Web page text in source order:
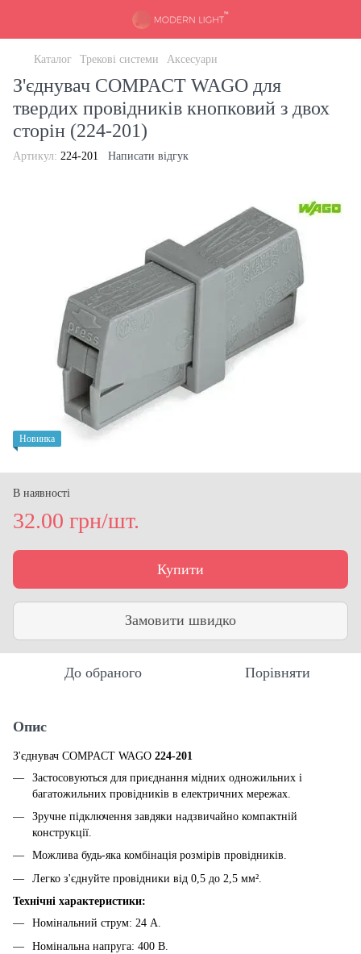
Каталог Трекові системи Аксесуари
З'єднувач COMPACT WAGO для
твердих провідників кнопковий з двох
сторін (224-201)
Артикул: 224-201 Написати відгук
Новинка
В наявності
32.00 грн/шт.
Купити
Замовити швидко
До обраного Порівняти
Опис
З'єднувач COMPACT WAGO 224-201
Застосовуються для приєднання мідних одножильних і
багатожильних провідників в електричних мережах.
Зручне підключення завдяки надзвичайно компактній
конструкції.
Можлива будь-яка комбінація розмірів провідників.
Легко з'єднуйте провідники від 0,5 до 2,5 мм²
Технічні характеристики:
Номінальний струм: 24 А.
Номінальна напруга: 400 В.